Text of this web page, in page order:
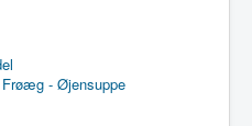
- Øjensuppe